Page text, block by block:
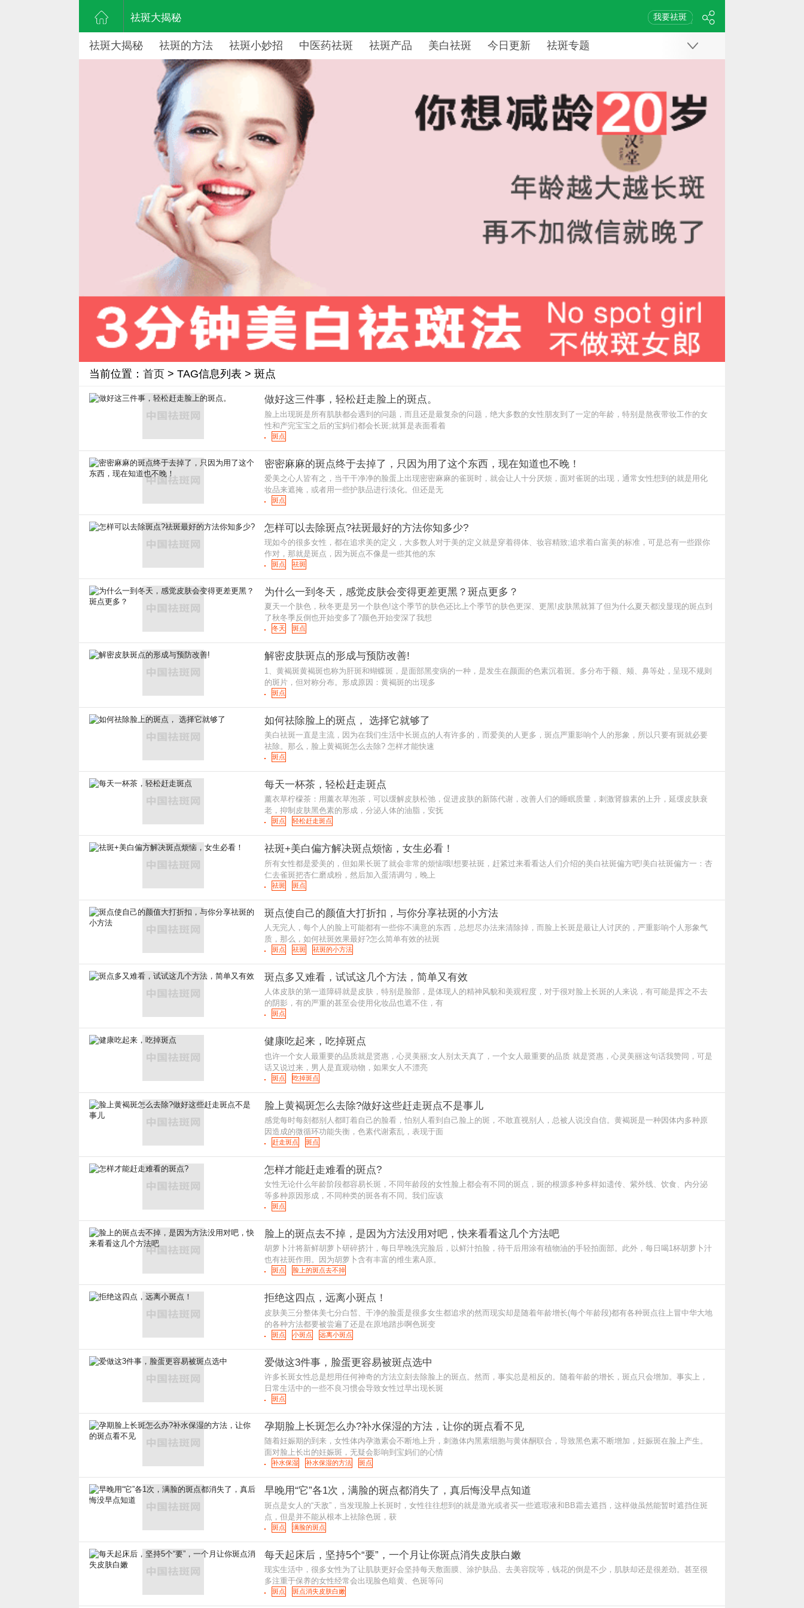
祛斑大揭秘 我要祛斑
祛斑大揭秘 祛斑的方法 祛斑小妙招 中医药祛斑 祛斑产品 美白祛斑 今日更新 祛斑专题
当前位置： 首页 > TAG信息列表 > 斑点
做好这三件事，轻松赶走脸上的斑点。
脸上出现斑是所有肌肤都会遇到的问题，而且还是最复杂的问题，绝大多数的女性朋友到了一定的年龄，特别是熬夜带妆工作的女
性和产完宝宝之后的宝妈们都会长斑;就算是表面看着
斑点
密密麻麻的斑点终于去掉了，只因为用了这个东西，现在知道也不晚！
爱美之心人皆有之，当干干净净的脸蛋上出现密密麻麻的雀斑时，就会让人十分厌烦，面对雀斑的出现，通常女性想到的就是用化
妆品来遮掩，或者用一些护肤品进行淡化。但还是无
斑点
怎样可以去除斑点?祛斑最好的方法你知多少?
现如今的很多女性，都在追求美的定义，大多数人对于美的定义就是穿着得体、妆容精致;追求着白富美的标准，可是总有一些跟你
作对，那就是斑点，因为斑点不像是一些其他的东
斑点 祛斑
为什么一到冬天，感觉皮肤会变得更差更黑？斑点更多？
夏天一个肤色，秋冬更是另一个肤色!这个季节的肤色还比上个季节的肤色更深、更黑!皮肤黑就算了但为什么夏天都没显现的斑点到
了秋冬季反倒也开始变多了?颜色开始变深了我想
冬天 斑点
解密皮肤斑点的形成与预防改善!
1、黄褐斑黄褐斑也称为肝斑和蝴蝶斑，是面部黑变病的一种，是发生在颜面的色素沉着斑。多分布于额、颊、鼻等处，呈现不规则
的斑片，但对称分布。形成原因：黄褐斑的出现多
斑点
如何祛除脸上的斑点， 选择它就够了
美白祛斑一直是主流，因为在我们生活中长斑点的人有许多的，而爱美的人更多，斑点严重影响个人的形象，所以只要有斑就必要
祛除。那么，脸上黄褐斑怎么去除? 怎样才能快速
斑点
每天一杯茶，轻松赶走斑点
薰衣草柠檬茶：用薰衣草泡茶，可以缓解皮肤松弛，促进皮肤的新陈代谢，改善人们的睡眠质量，刺激肾腺素的上升，延缓皮肤衰
老，抑制皮肤黑色素的形成，分泌人体的油脂，安抚
斑点 轻松赶走斑点
祛斑+美白偏方解决斑点烦恼，女生必看！
所有女性都是爱美的，但如果长斑了就会非常的烦恼哦!想要祛斑，赶紧过来看看达人们介绍的美白祛斑偏方吧!美白祛斑偏方一：杏
仁去雀斑把杏仁磨成粉，然后加入蛋清调匀，晚上
祛斑 斑点
斑点使自己的颜值大打折扣，与你分享祛斑的小方法
人无完人，每个人的脸上可能都有一些你不满意的东西，总想尽办法来清除掉，而脸上长斑是最让人讨厌的，严重影响个人形象气
质，那么，如何祛斑效果最好?怎么简单有效的祛斑
斑点 祛斑 祛斑的小方法
斑点多又难看，试试这几个方法，简单又有效
人体皮肤的第一道障碍就是皮肤，特别是脸部，是体现人的精神风貌和美观程度，对于很对脸上长斑的人来说，有可能是挥之不去
的阴影，有的严重的甚至会使用化妆品也遮不住，有
斑点
健康吃起来，吃掉斑点
也许一个女人最重要的品质就是贤惠，心灵美丽;女人别太天真了，一个女人最重要的品质 就是贤惠，心灵美丽这句话我赞同，可是
话又说过来，男人是直观动物，如果女人不漂亮
斑点 吃掉斑点
脸上黄褐斑怎么去除?做好这些赶走斑点不是事儿
感觉每时每刻都别人都盯着自己的脸看，怕别人看到自己脸上的斑，不敢直视别人，总被人说没自信。黄褐斑是一种因体内多种原
因造成的微循环功能失衡，色素代谢紊乱，表现于面
赶走斑点 斑点
怎样才能赶走难看的斑点?
女性无论什么年龄阶段都容易长斑，不同年龄段的女性脸上都会有不同的斑点，斑的根源多种多样如遗传、紫外线、饮食、内分泌
等多种原因形成，不同种类的斑各有不同。我们应该
斑点
脸上的斑点去不掉，是因为方法没用对吧，快来看看这几个方法吧
胡萝卜汁将新鲜胡萝卜研碎挤汁，每日早晚洗完脸后，以鲜汁拍脸，待干后用涂有植物油的手轻拍面部。此外，每日喝1杯胡萝卜汁
也有祛斑作用。因为胡萝卜含有丰富的维生素A原。
斑点 脸上的斑点去不掉
拒绝这四点，远离小斑点！
皮肤美三分整体美七分白皙、干净的脸蛋是很多女生都追求的然而现实却是随着年龄增长(每个年龄段)都有各种斑点往上冒中华大地
的各种方法都要被尝遍了还是在原地踏步啊色斑变
斑点 小斑点 远离小斑点
爱做这3件事，脸蛋更容易被斑点选中
许多长斑女性总是想用任何神奇的方法立刻去除脸上的斑点。然而，事实总是相反的。随着年龄的增长，斑点只会增加。事实上，
日常生活中的一些不良习惯会导致女性过早出现长斑
斑点
孕期脸上长斑怎么办?补水保湿的方法，让你的斑点看不见
随着妊娠期的到来，女性体内孕激素会不断地上升，刺激体内黑素细胞与黄体酮联合，导致黑色素不断增加，妊娠斑在脸上产生。
面对脸上长出的妊娠斑，无疑会影响到宝妈们的心情
补水保湿 补水保湿的方法 斑点
早晚用“它”各1次，满脸的斑点都消失了，真后悔没早点知道
斑点是女人的“天敌”，当发现脸上长斑时，女性往往想到的就是激光或者买一些遮瑕液和BB霜去遮挡，这样做虽然能暂时遮挡住斑
点，但是并不能从根本上祛除色斑，获
斑点 满脸的斑点
每天起床后，坚持5个“要”，一个月让你斑点消失皮肤白嫩
现实生活中，很多女性为了让肌肤更好会坚持每天敷面膜、涂护肤品、去美容院等，钱花的倒是不少，肌肤却还是很差劲。甚至很
多注重于保养的女性经常会出现脸色暗黄、色斑等问
斑点 斑点消失皮肤白嫩